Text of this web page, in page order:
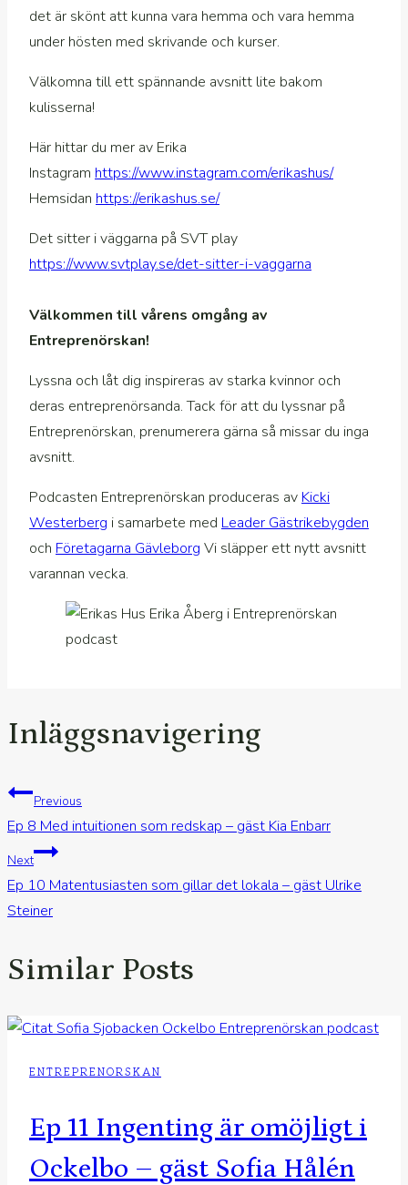
det är skönt att kunna vara hemma och vara hemma
under hösten med skrivande och kurser.
Välkomna till ett spännande avsnitt lite bakom
kulisserna!
Här hittar du mer av Erika
Instagram https://www.instagram.com/erikashus/
Hemsidan https://erikashus.se/
Det sitter i väggarna på SVT play
https://www.svtplay.se/det-sitter-i-vaggarna
Välkommen till vårens omgång av
Entreprenörskan!
Lyssna och låt dig inspireras av starka kvinnor och
deras entreprenörsanda. Tack för att du lyssnar på
Entreprenörskan, prenumerera gärna så missar du inga
avsnitt.
Podcasten Entreprenörskan produceras av Kicki
Westerberg i samarbete med Leader Gästrikebygden
och Företagarna Gävleborg Vi släpper ett nytt avsnitt
varannan vecka.
Inläggsnavigering
Previous
Ep 8 Med intuitionen som redskap – gäst Kia Enbarr
Next
Ep 10 Matentusiasten som gillar det lokala – gäst Ulrike
Steiner
Similar Posts
ENTREPRENORSKAN
Ep 11 Ingenting är omöjligt i
Ockelbo – gäst Sofia Hålén